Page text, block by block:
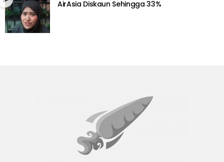
AirAsia Diskaun Sehingga 33%